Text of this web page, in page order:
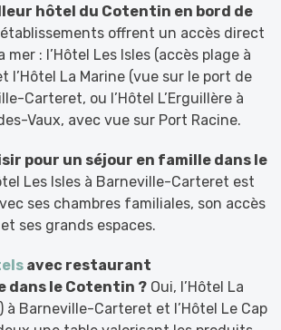
hôtel du Cotentin en bord de
offrent un accès direct
mer : l’Hôtel Les Isles (accès plage à
l’Hôtel La Marine (vue sur le port de
Carteret, ou l’Hôtel L’Erguillère à
Vaux, avec vue sur Port Racine.
pour un séjour en famille dans le
Les Isles à Barneville-Carteret est
ses chambres familiales, son accès
ses grands espaces.
avec restaurant
dans le Cotentin ? Oui, l’Hôtel La
à Barneville-Carteret et l’Hôtel Le Cap